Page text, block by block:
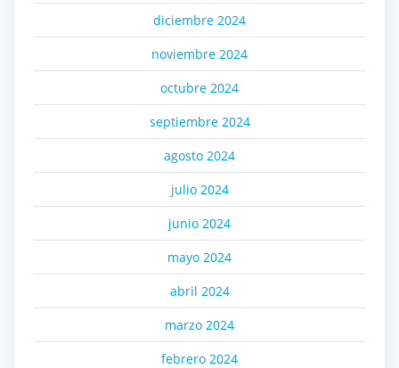
diciembre 2024
noviembre 2024
octubre 2024
septiembre 2024
agosto 2024
julio 2024
junio 2024
mayo 2024
abril 2024
marzo 2024
febrero 2024